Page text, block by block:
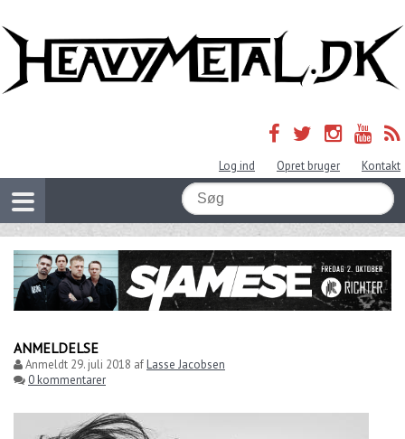
Log ind Opret bruger Kontakt
ANMELDELSE
Anmeldt 29. juli 2018 afLasse Jacobsen
0 kommentarer